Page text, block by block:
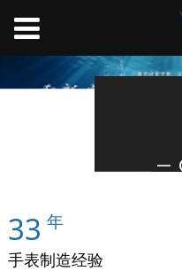
33 年
手表制造经验